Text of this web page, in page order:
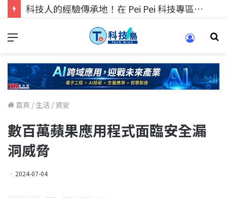
科技人的經驗傳承地！在 Pei Pei 科技專區，與學弟妹交流最硬核的技術
首頁 / 生活 / 資安
數百萬蘋果應用程式面臨安全漏
洞威脅
2024-07-04